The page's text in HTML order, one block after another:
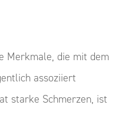
Merkmale, die mit dem
assoziiert
starke Schmerzen, ist